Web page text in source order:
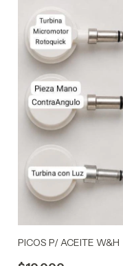
PICOS P/ ACEITE W&H